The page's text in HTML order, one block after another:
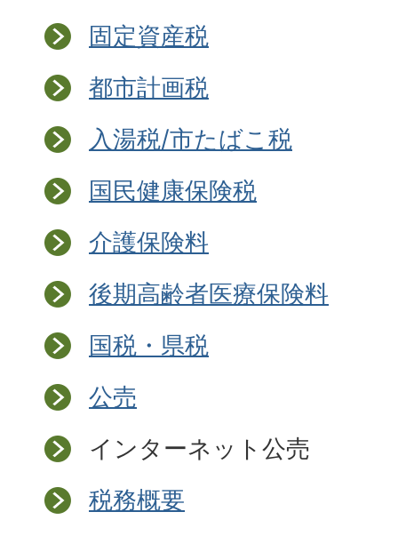
固定資産税
都市計画税
入湯税/市たばこ税
国民健康保険税
介護保険料
後期高齢者医療保険料
国税・県税
公売
インターネット公売
税務概要